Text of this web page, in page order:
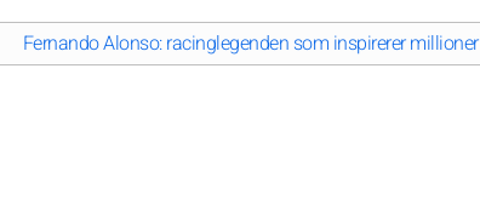
Fernando Alonso: racinglegenden som inspirerer millioner